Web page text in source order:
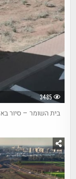
3485
בית השומר – סיור